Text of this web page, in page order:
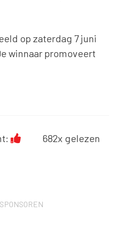
op zaterdag 7 juni
winnaar promoveert
682x gelezen